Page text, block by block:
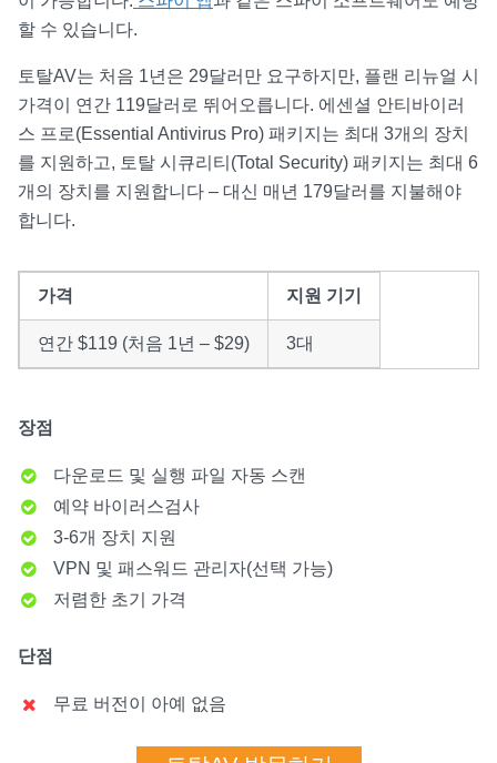
할 수 있습니다.
토탈AV는 처음 1년은 29달러만 요구하지만, 플랜 리뉴얼 시
가격이 연간 119달러로 뛰어오릅니다. 에센셜 안티바이러
스 프로(Essential Antivirus Pro) 패키지는 최대 3개의 장치
를 지원하고, 토탈 시큐리티(Total Security) 패키지는 최대 6
개의 장치를 지원합니다 – 대신 매년 179달러를 지불해야
합니다.
가격 지원 기기
연간 $119 (처음 1년 – $29) 3대
장점
다운로드 및 실행 파일 자동 스캔
예약 바이러스검사
3-6개 장치 지원
VPN 및 패스워드 관리자(선택 가능)
저렴한 초기 가격
단점
무료 버전이 아예 없음